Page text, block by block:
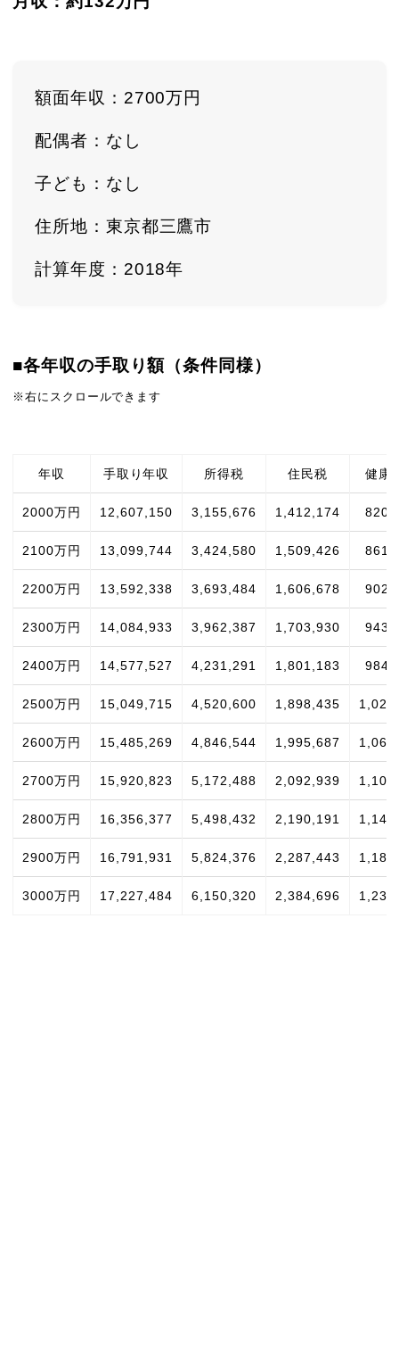
額面年収：2700万円
配偶者：なし
子ども：なし
住所地：東京都三鷹市
計算年度：2018年
■各年収の手取り額（条件同様）
※右にスクロールできます
年収 手取り年収 所得税 住民税 健康
2000万円 12,607,150 3,155,676 1,412,174
2100万円 13,099,744 3,424,580 1,509,426
2200万円 13,592,338 3,693,484 1,606,678
2300万円 14,084,933 3,962,387 1,703,930
2400万円 14,577,527 4,231,291 1,801,183
2500万円 15,049,715 4,520,600 1,898,435
2600万円 15,485,269 4,846,544 1,995,687
2700万円 15,920,823 5,172,488 2,092,939
2800万円 16,356,377 5,498,432 2,190,191
2900万円 16,791,931 5,824,376 2,287,443
3000万円 17,227,484 6,150,320 2,384,696